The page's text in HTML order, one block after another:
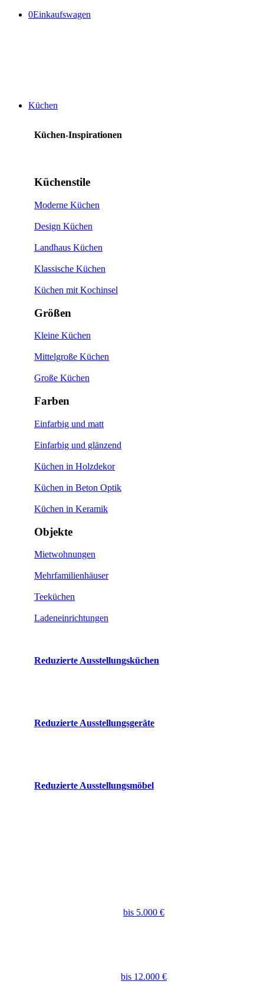
0Einkaufswagen
Küchen
Küchen-Inspirationen
Küchenstile
Moderne Küchen
Design Küchen
Landhaus Küchen
Klassische Küchen
Küchen mit Kochinsel
Größen
Kleine Küchen
Mittelgroße Küchen
Große Küchen
Farben
Einfarbig und matt
Einfarbig und glänzend
Küchen in Holzdekor
Küchen in Beton Optik
Küchen in Keramik
Objekte
Mietwohnungen
Mehrfamilienhäuser
Teeküchen
Ladeneinrichtungen
Reduzierte Ausstellungsküchen
Reduzierte Ausstellungsgeräte
Reduzierte Ausstellungsmöbel
bis 5.000 €
bis 12.000 €